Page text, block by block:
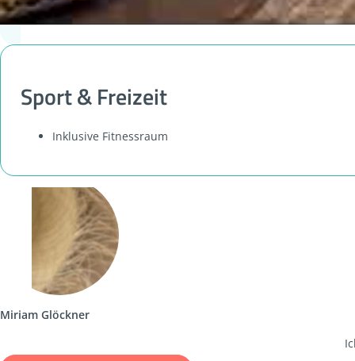
Sport & Freizeit
Inklusive Fitnessraum
Miriam Glöckner